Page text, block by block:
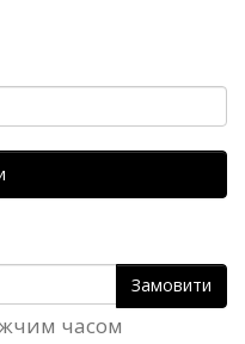
Замовити
часом